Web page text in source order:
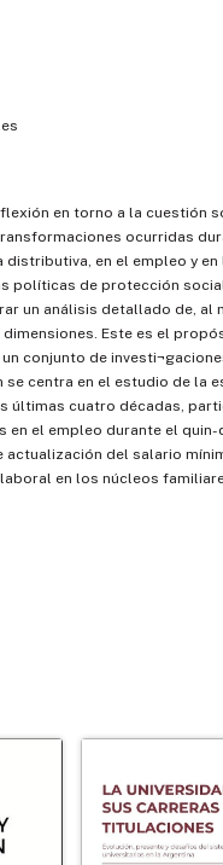
en torno a la cuestión
ocurridas
en el empleo y en
políticas de protección
un análisis detallado de, al
Este es el
conjunto de
se centra en el estudio de la
últimas cuatro décadas,
en el empleo durante el quin-
del salario
en los núcleos